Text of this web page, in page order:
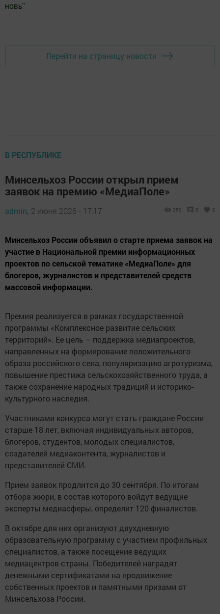
новь"
Перейти на страницу новости
В РЕСПУБЛИКЕ
Минсельхоз России открыл прием
заявок на премию «МедиаПоле»
admin, 2 июня 2026 - 17:17 350 0 0
Минсельхоз России объявил о старте приема заявок на
участие в Национальной премии информационных
проектов по сельской тематике «МедиаПоле» для
блогеров, журналистов и представителей средств
массовой информации.
Премия реализуется в рамках государственной
программы «Комплексное развитие сельских
территорий». Ее цель – поддержка медиапроектов,
направленных на формирование положительного
образа российского села, популяризацию агротуризма,
повышение престижа сельскохозяйственного труда, а
также сохранение народных традиций и историко-
культурного наследия.
Участниками конкурса могут стать граждане России
старше 18 лет, включая индивидуальных авторов,
блогеров, студентов, молодых специалистов,
создателей медиаконтента, журналистов и
представителей СМИ.
Прием заявок продлится до 30 сентября. По итогам
отбора жюри, в состав которого войдут ведущие
эксперты медиасферы, определит 120 финалистов.
В октябре для них организуют двухдневную
образовательную программу с участием профильных
специалистов, а также посещение ведущих
медиацентров страны. Победителей наградят
денежными сертификатами на продвижение
собственных проектов и памятными призами от
Минсельхоза России.